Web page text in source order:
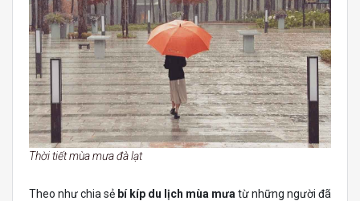
Thời tiết mùa mưa đà lạt
Theo như chia sẻ bí kíp du lịch mùa mưa từ những người đã